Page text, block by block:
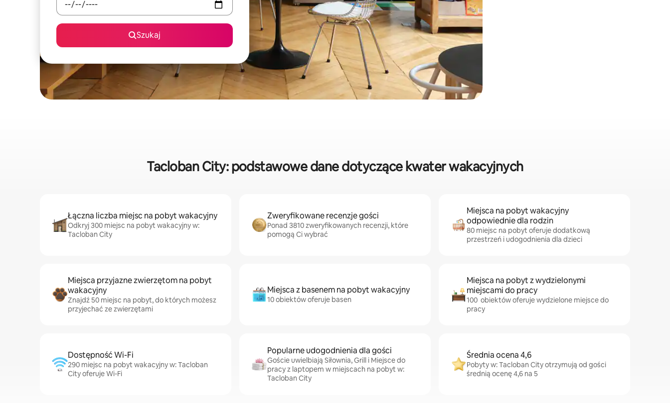
Szukaj
Tacloban City: podstawowe dane dotyczące kwater wakacyjnych
Łączna liczba miejsc na pobyt wakacyjny
Odkryj 300 miejsc na pobyt wakacyjny w:
Tacloban City
Zweryfikowane recenzje gości
Ponad 3810 zweryfikowanych recenzji, które
pomogą Ci wybrać
Miejsca na pobyt wakacyjny
odpowiednie dla rodzin
80 miejsc na pobyt oferuje dodatkową
przestrzeń i udogodnienia dla dzieci
Miejsca przyjazne zwierzętom na pobyt
wakacyjny
Znajdź 50 miejsc na pobyt, do których możesz
przyjechać ze zwierzętami
Miejsca z basenem na pobyt wakacyjny
10 obiektów oferuje basen
Miejsca na pobyt z wydzielonymi
miejscami do pracy
100 obiektów oferuje wydzielone miejsce do
pracy
Dostępność Wi-Fi
290 miejsc na pobyt wakacyjny w: Tacloban
City oferuje Wi-Fi
Popularne udogodnienia dla gości
Goście uwielbiają Siłownia, Grill i Miejsce do
pracy z laptopem w miejscach na pobyt w:
Tacloban City
Średnia ocena 4,6
Pobyty w: Tacloban City otrzymują od gości
średnią ocenę 4,6 na 5